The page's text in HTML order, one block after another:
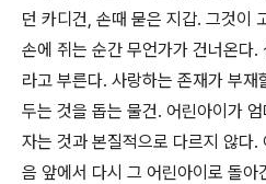
던 카디건, 손때 묻은 지갑. 그것이
손에 쥐는 순간 무언가가 건너온다.
라고 부른다. 사랑하는 존재가 부
두는 것을 돕는 물건. 어린아이가
자는 것과 본질적으로 다르지 않다.
음 앞에서 다시 그 어린아이로 돌아